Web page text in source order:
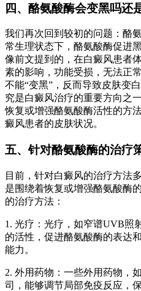
四、酪氨酸酶会变黑吗还
我们再次回到较初的问题：酪
常生理状态下，酪氨酸酶促进
像前文提到的，在白癜风患者
素的影响，功能受损，无法正
不能“变黑”，反而导致皮肤变
究是白癜风治疗的重要方向之
恢复或增强酪氨酸酶活性的方
癜风患者的皮肤状况。
五、针对酪氨酸酶的治疗
目前，针对白癜风的治疗方法
是围绕着恢复或增强酪氨酸酶
的治疗方法：
1. 光疗：光疗，如窄谱UVB照
的活性，促进酪氨酸酶的表达
能力。
2. 外用药物：一些外用药物，
司，能够调节局部免疫反应，